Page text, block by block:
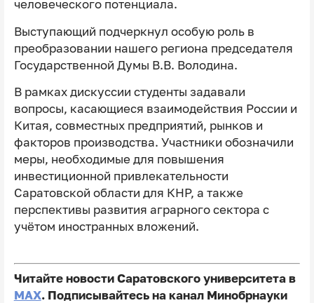
человеческого потенциала.
Выступающий подчеркнул особую роль в
преобразовании нашего региона председателя
Государственной Думы В.В. Володина.
В рамках дискуссии студенты задавали
вопросы, касающиеся взаимодействия России и
Китая, совместных предприятий, рынков и
факторов производства. Участники обозначили
меры, необходимые для повышения
инвестиционной привлекательности
Саратовской области для КНР, а также
перспективы развития аграрного сектора с
учётом иностранных вложений.
Читайте новости Саратовского университета в
MAX. Подписывайтесь на канал Минобрнауки